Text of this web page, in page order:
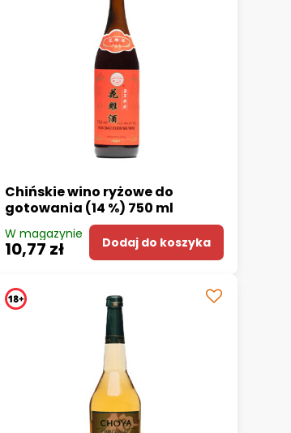
Chińskie wino ryżowe do
gotowania (14 %) 750 ml
W magazynie
10,77 zł Dodaj do koszyka